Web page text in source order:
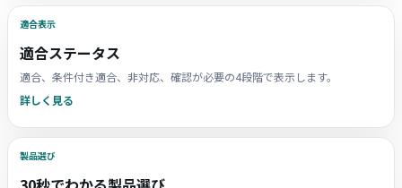
適合表示
適合ステータス
適合、条件付き適合、非対応、確認が必要の4段階で表示します。
詳しく見る
製品選び